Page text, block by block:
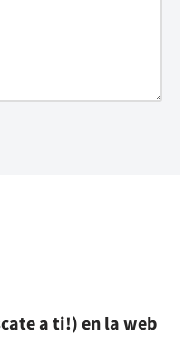
a ti!) en la web